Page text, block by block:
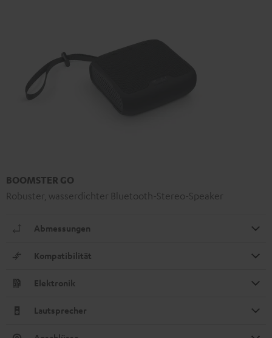
BOOMSTER GO
Robuster, wasserdichter Bluetooth-Stereo-Speaker
Abmessungen
Kompatibilität
Elektronik
Lautsprecher